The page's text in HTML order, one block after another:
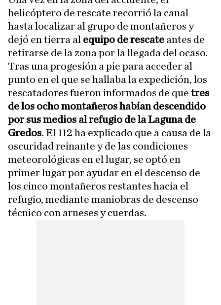
helicóptero de rescate recorrió la canal
hasta localizar al grupo de montañeros y
dejó en tierra al equipo de rescate antes de
retirarse de la zona por la llegada del ocaso.
Tras una progesión a pie para acceder al
punto en el que se hallaba la expedición, los
rescatadores fueron informados de que tres
de los ocho montañeros habían descendido
por sus medios al refugio de la Laguna de
Gredos. El 112 ha explicado que a causa de la
oscuridad reinante y de las condiciones
meteorológicas en el lugar, se optó en
primer lugar por ayudar en el descenso de
los cinco montañeros restantes hacia el
refugio, mediante maniobras de descenso
técnico con arneses y cuerdas.